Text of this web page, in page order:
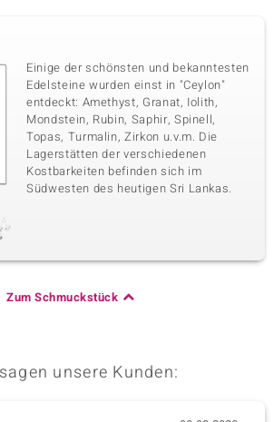
Einige der schönsten und bekanntesten
Edelsteine wurden einst in "Ceylon"
entdeckt: Amethyst, Granat, Iolith,
Mondstein, Rubin, Saphir, Spinell,
Topas, Turmalin, Zirkon u.v.m. Die
Lagerstätten der verschiedenen
Kostbarkeiten befinden sich im
Südwesten des heutigen Sri Lankas.
Zum Schmuckstück
unsere Kunden: